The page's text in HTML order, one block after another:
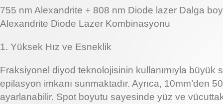
755 nm Alexandrite + 808 nm Diode lazer Dalga
Alexandrite Diode Lazer Kombinasyonu
1. Yüksek Hız ve Esneklik
Fraksiyonel diyod teknolojisinin kullanımıyla büyük
epilasyon imkanı sunmaktadır. Ayrıca, 10mm’den
ayarlanabilir. Spot boyutu sayesinde yüz ve